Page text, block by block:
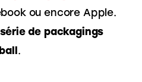
ou encore Apple.
série de packagings
.